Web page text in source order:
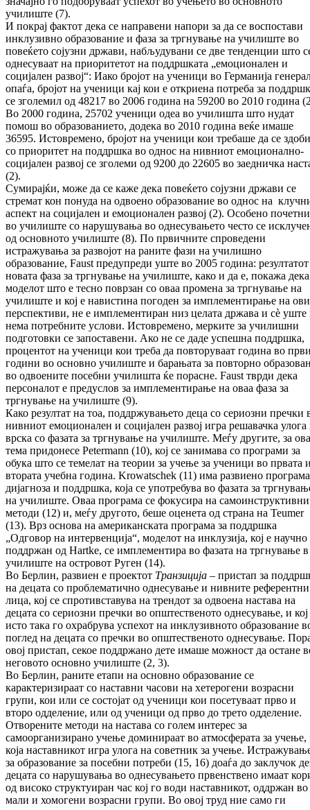
училиште (7).
И покрај фактот дека се направени напори за да се воспостави
инклузивно образование и фаза за тргнување на училиште во
повеќето сојузни држави, набљудувани се две тенденции што
однесуваат на приоритетот на поддршката „емоционален и
социјален развој“: Иако бројот на ученици во Германија
опаѓа, бројот на ученици кај кои е откриена потреба за
се зголемил од 48217 во 2006 година на 59200 во 2010 година
Во 2000 година, 25702 ученици одеа во училишта што нудат
помош во образованието, додека во 2010 година веќе имаше
36595. Истовремено, бројот на ученици кои требаше да се
со приоритет на поддршка во однос на нивниот емоционално-
социјален развој се зголеми од 9200 до 22605 во заедничка
(2).
Сумирајќи, може да се каже дека повеќето сојузни држави се
стремат кон понуда на одвоено образование во однос на
аспект на социјален и емоционален развој (2). Особено
во училиште со нарушувања во однесувањето често се
од основното училиште (8). По првичните спроведени
истражувања за развојот на раните фази на училишно
образование, Faust предупреди уште во 2005 година:
новата фаза за тргнување на училиште, како и да е, покажа дека
моделот што е тесно поврзан со оваа промена за тргнување на
училиште и кој е навистина погоден за имплементирање на
перспективи, не е имплементиран низ целата држава и сè уште
нема потребните услови. Истовремено, мерките за училишни
подготовки се запоставени. Ако не се даде успешна поддршка,
процентот на ученици кои треба да повторуваат година во
години во основно училиште и барањата за повторно
во одвоените посебни училишта ќе порасне. Faust тврди дека
персоналот е предуслов за имплементирање на оваа фаза за
тргнување на училиште (9).
Како резултат на тоа, поддржувањето деца со сериозни пречки
нивниот емоционален и социјален развој игра решавачка улога
врска со фазата за тргнување на училиште. Меѓу другите, за
тема придонесе Petermann (10), кој се занимава со програми за
обука што се темелат на теории за учење за ученици во првата
втората учебна година. Krowatschek (11) има развиено
дијагноза и поддршка, која се употребува во фазата за
на училиште. Оваа програма се фокусира на самоинструктивни
методи (12) и, меѓу другото, беше оценета од страна на Teumer
(13). Врз основа на американската програма за поддршка
„Одговор на интервенција“, моделот на инклузија, кој е научно
поддржан од Hartke, се имплементира во фазата на тргнување в
училиште на островот Руген (14).
Во Берлин, развиен е проектот Транзиција – пристап за
на децата со проблематично однесување и нивните референтни
лица, кој се спротивставува на трендот за одвоена настава на
децата со сериозни пречки во општественото однесување, и кој
исто така го охрабрува успехот на инклузивното образование
поглед на децата со пречки во општественото однесување.
овој пристап, секое поддржано дете имаше можност да остане
неговото основно училиште (2, 3).
Во Берлин, раните етапи на основно образование се
карактеризираат со наставни часови на хетерогени возрасни
групи, кои или се состојат од ученици кои посетуваат прво и
второ одделение, или од ученици од прво до трето одделение.
Отворените методи на настава со голем интерес за
самоорганизирано учење доминираат во атмосферата за учење,
која наставникот игра улога на советник за учење.
за образование за посебни потреби (15, 16) доаѓа до заклучок
децата со нарушувања во однесувањето првенствено имаат
од високо структуиран час кој го води наставникот, оддржан во
мали и хомогени возрасни групи. Во овој труд ние само ги